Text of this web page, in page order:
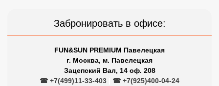
Забронировать в офисе:
FUN&SUN PREMIUM Павелецкая
г. Москва, м. Павелецкая
Зацепский Вал, 14 оф. 208
☎ +7(499)11-33-403
☎ +7(925)400-04-24